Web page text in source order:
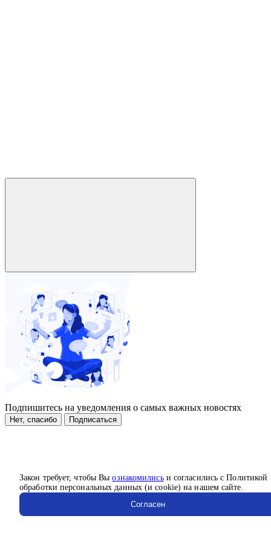
Закон требует, чтобы Выознакомилисьи согласились с Политикой
обработки персональных данных (и cookie) на нашем сайте.
Согласен
Подпишитесь на уведомления о самых важных новостях
Нет, спасибо Подписаться